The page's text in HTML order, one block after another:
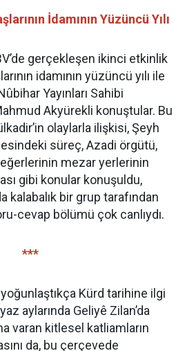
İdamının Yüzüncü Yılı
gerçekleşen ikinci etkinlik
idamının yüzüncü yılı ile
Yayınları Sahibi
Akyürekli konuştular. Bu
olaylarla ilişkisi, Şeyh
süreç, Azadi örgütü,
mezar yerlerinin
gibi konular konuşuldu,
kalabalık bir grup tarafından
cevap bölümü çok canlıydı.
***
Kürd tarihine ilgi
aylarında Geliyê Zilan’da
varan kitlesel katliamların
da, bu çerçevede